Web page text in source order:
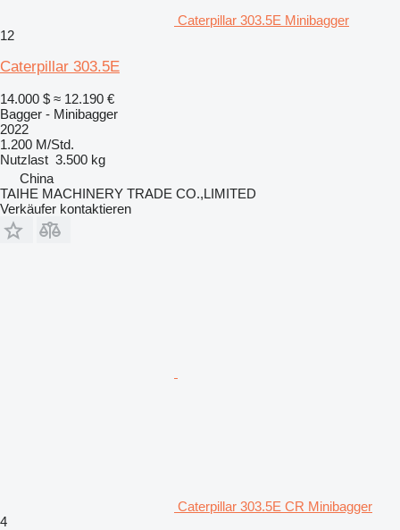
Caterpillar 303.5E Minibagger
12
Caterpillar 303.5E
14.000 $ ≈ 12.190 €
Bagger - Minibagger
2022
1.200 M/Std.
Nutzlast 3.500 kg
China
TAIHE MACHINERY TRADE CO.,LIMITED
Verkäufer kontaktieren
Caterpillar 303.5E CR Minibagger
4